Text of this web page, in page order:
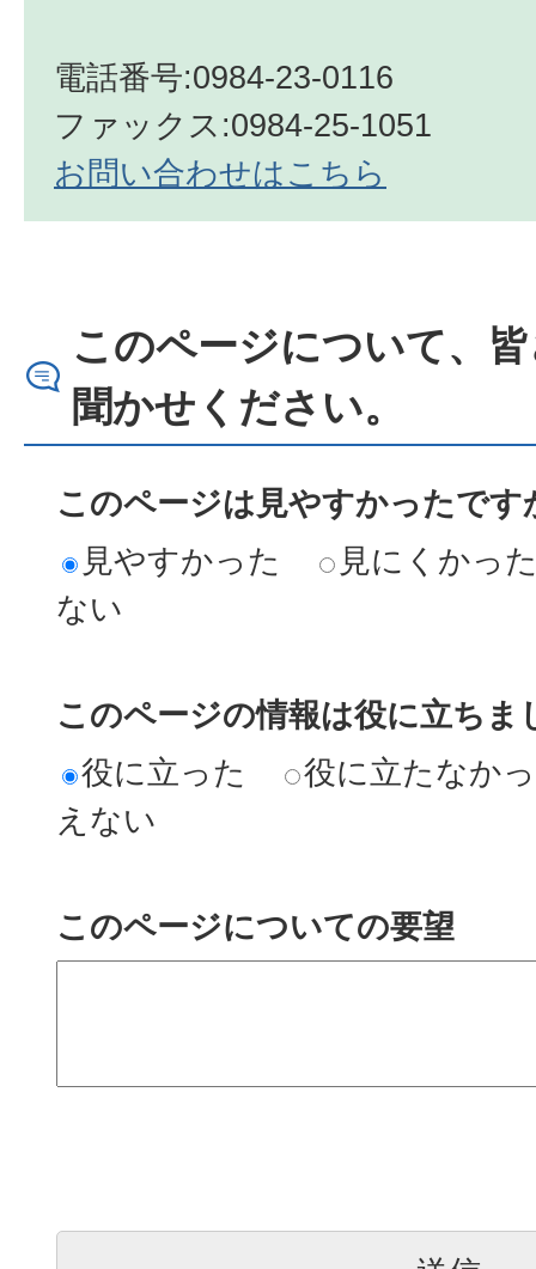
電話番号:0984-23-0116
ファックス:0984-25-1051
お問い合わせはこちら
このページについて、
聞かせください。
このページは見やすかったです
見やすかった
見にくかっ
ない
このページの情報は役に立ちま
役に立った
役に立たなか
えない
このページについての要望